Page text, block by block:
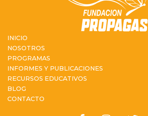
INICIO
NOSOTROS
PROGRAMAS
INFORMES Y PUBLICACIONES
RECURSOS EDUCATIVOS
BLOG
CONTACTO